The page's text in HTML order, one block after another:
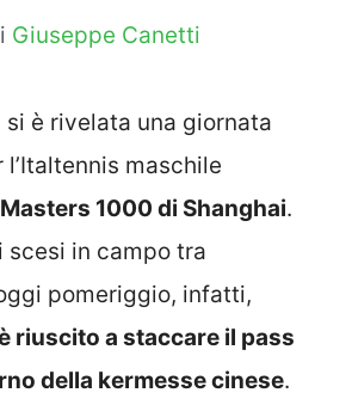
Giuseppe Canetti
si è rivelata una giornata
maschile
Masters 1000 di Shanghai.
scesi in campo tra
pomeriggio, infatti,
riuscito a staccare il pass
della kermesse cinese.